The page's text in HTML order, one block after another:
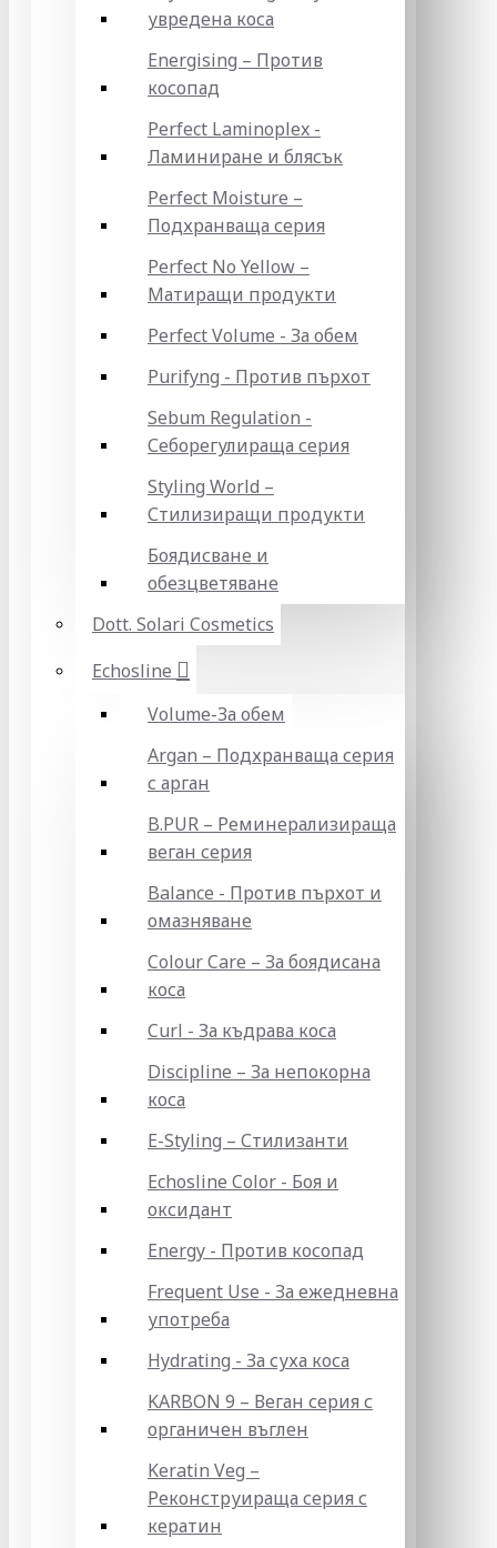
увредена коса
Energising – Против
косопад
Perfect Laminoplex -
Ламиниране и блясък
Perfect Moisture –
Подхранваща серия
Perfect No Yellow –
Матиращи продукти
Perfect Volume - За обем
Purifyng - Против пърхот
Sebum Regulation -
Себорегулираща серия
Styling World –
Стилизиращи продукти
Боядисване и
обезцветяване
Dott. Solari Cosmetics
Echosline
Volume-За обем
Argan – Подхранваща серия
с арган
B.PUR – Реминерализираща
веган серия
Balance - Против пърхот и
омазняване
Colour Care – За боядисана
коса
Curl - За къдрава коса
Discipline – За непокорна
коса
E-Styling – Стилизанти
Echosline Color - Боя и
оксидант
Energy - Против косопад
Frequent Use - За ежедневна
употреба
Hydrating - За суха коса
KARBON 9 – Веган серия с
органичен въглен
Keratin Veg –
Реконструираща серия с
кератин